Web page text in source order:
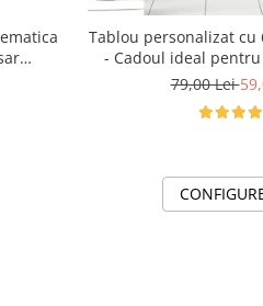
Tablou personalizat cu
- Cadoul ideal pentru
Happy
79,00 Lei